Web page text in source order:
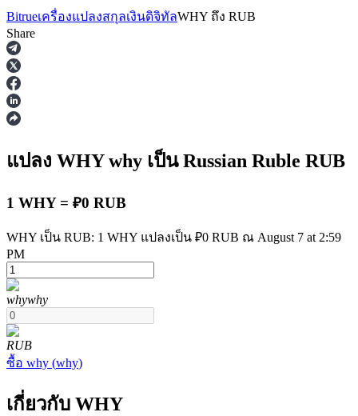
ฟิวเจอร์ส
ฟิวเจอร์สที่ใช้ USDT เป็นหลักประกัน
Bitrueเครื่องแปลงสกุลเงินดิจิทัลWHY ถึง RUB
Share
แปลง WHYwhy เป็น Russian Ruble RUB
1 WHY = ₽0 RUB
WHY เป็น RUB: 1 WHY แปลงเป็น ₽0 RUB ณ August 7 at 2:59
PM
whywhy
RUB
ซื้อ why (why)
เกี่ยวกับ WHY